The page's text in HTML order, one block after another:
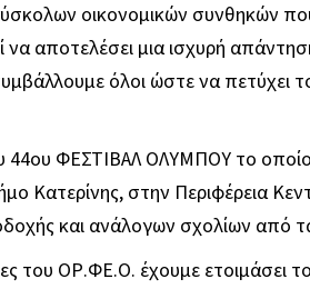
οικονομικών συνθηκών
να αποτελέσει μια ισχυρή
όλοι ώστε να πετύχει
ΦΕΣΤΙΒΑΛ ΟΛΥΜΠΟΥ το οποίο
Κατερίνης, στην Περιφέρεια
και ανάλογων σχολίων από
του ΟΡ.ΦΕ.Ο. έχουμε ετοιμάσει